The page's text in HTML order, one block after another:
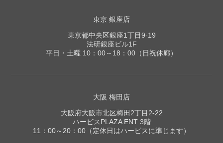
東京 銀座店
東京都中央区銀座1丁目9-19
法研銀座ビル1F
平日・土曜 10：00～18：00（日祝休廊）
大阪 梅田店
大阪府大阪市北区梅田2丁目2-22
ハービスPLAZA ENT 3階
11：00～20：00（定休日はハービスに準じます）